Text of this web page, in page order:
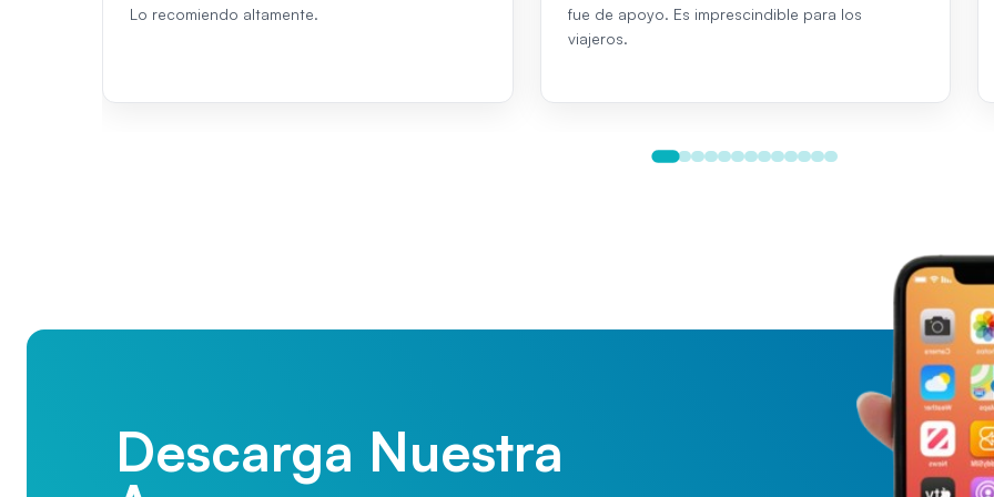
Lo recomiendo altamente.
fue de apoyo. Es imprescindible para los
viajeros.
Descarga Nuestra